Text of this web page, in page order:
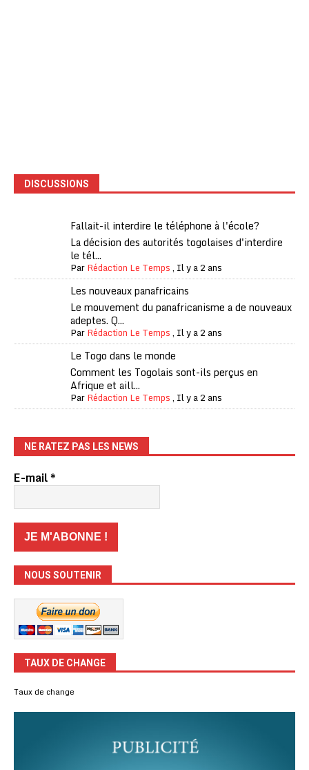
DISCUSSIONS
Fallait-il interdire le téléphone à l'école?
La décision des autorités togolaises d'interdire
le tél...
ParRédaction Le Temps, Il y a 2 ans
Les nouveaux panafricains
Le mouvement du panafricanisme a de nouveaux
adeptes. Q...
ParRédaction Le Temps, Il y a 2 ans
Le Togo dans le monde
Comment les Togolais sont-ils perçus en
Afrique et aill...
ParRédaction Le Temps, Il y a 2 ans
NE RATEZ PAS LES NEWS
E-mail*
NOUS SOUTENIR
TAUX DE CHANGE
Taux de change